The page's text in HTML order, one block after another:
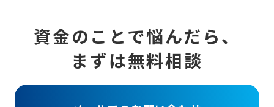
資金のことで悩んだら、
まずは無料相談